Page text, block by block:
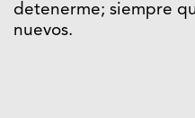
detenerme; siempre
nuevos.